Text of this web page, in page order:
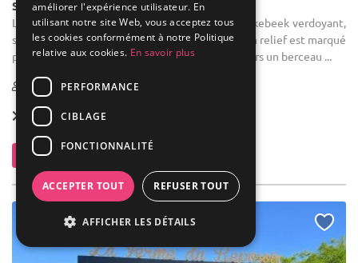
Salle de réception
Location de salle de mariage : Le village de Linkebeek verdoyant,
surnommé la petite Suisse Brabançonne tant son relief est marqué
par les vallées et les ruisseaux; est depuis toujours un berceau ...
1-180
Location dès255 €
Contacter
améliorer l'expérience utilisateur. En
utilisant notre site Web, vous acceptez tous
les cookies conformément à notre Politique
relative aux cookies. En savoir plus
PERFORMANCE
CIBLAGE
FONCTIONNALITÉ
ACCEPTER TOUT REFUSER TOUT
AFFICHER LES DÉTAILS